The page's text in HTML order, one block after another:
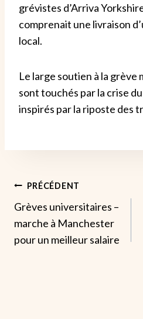
grévistes d’Arriva
comprenait une livraison
local.
Le large soutien à la grève
sont touchés par la crise
inspirés par la riposte des
Navigation
De
L’article
PRÉCÉDENT
Grèves universitaires –
marche à Manchester
pour un meilleur salaire